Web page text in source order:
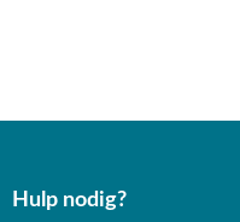
Hulp nodig?